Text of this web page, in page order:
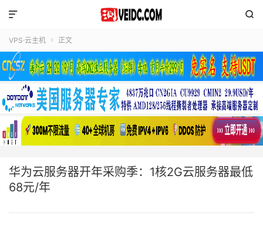


VPS·云主机  正文
华为云服务器开年采购季：1核2G云服务器最低
68元/年